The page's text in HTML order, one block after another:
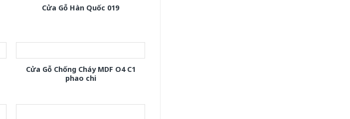
Cửa Gỗ Hàn Quốc 019
Cửa Gỗ Chống Cháy MDF O4 C1
phao chi